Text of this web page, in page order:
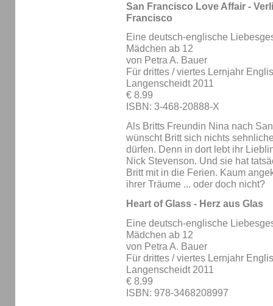
San Francisco Love Affair -
Francisco
Eine deutsch-englische
Mädchen ab 12
von Petra A. Bauer
Für drittes / viertes Lernjahr
Langenscheidt 2011
€ 8.99
ISBN: 3-468-20888-X
Als Britts Freundin Nina nach
wünscht Britt sich nichts
dürfen. Denn in dort lebt ihr
Nick Stevenson. Und sie hat
Britt mit in die Ferien. Kaum
ihrer Träume ... oder doch nicht?
Heart of Glass - Herz aus Glas
Eine deutsch-englische
Mädchen ab 12
von Petra A. Bauer
Für drittes / viertes Lernjahr
Langenscheidt 2011
€ 8.99
ISBN: 978-3468208997